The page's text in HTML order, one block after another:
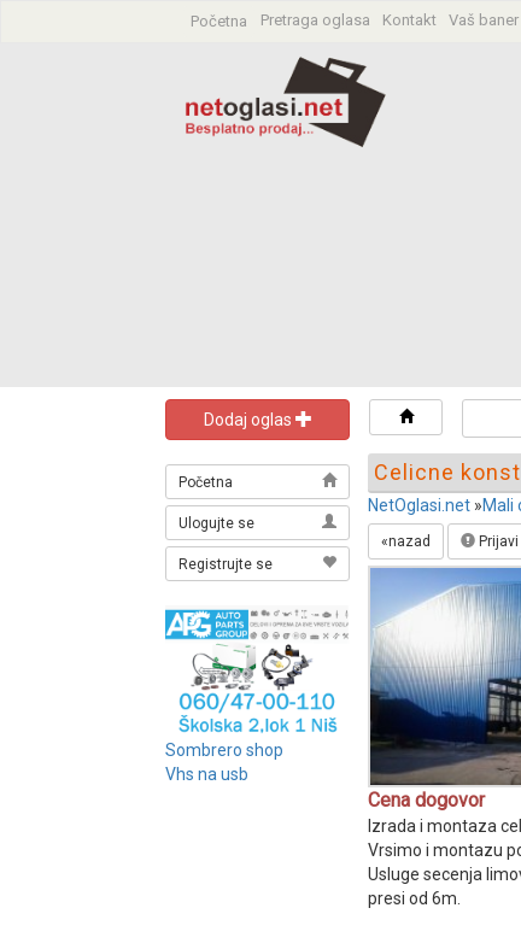
Početna Pretraga oglasa Kontakt Vaš
Dodaj oglas
Početna
Ulogujte se
Registrujte se
Sombrero shop
Vhs na usb
Celicne
NetOglasi.net »Mali
«nazad
Cena dogovor
Izrada i montaza
Vrsimo i montazu
Usluge secenja
presi od 6m.